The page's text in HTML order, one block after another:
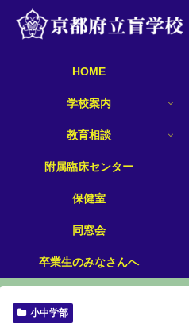
HOME
学校案内
教育相談
附属臨床センター
保健室
同窓会
卒業生のみなさんへ
小中学部